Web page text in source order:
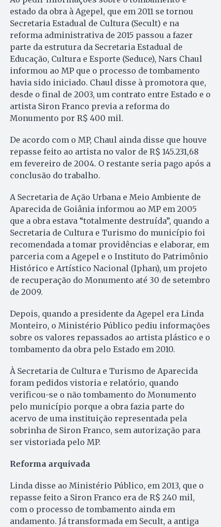
estado da obra à Agepel, que em 2011 se tornou
Secretaria Estadual de Cultura (Secult) e na
reforma administrativa de 2015 passou a fazer
parte da estrutura da Secretaria Estadual de
Educação, Cultura e Esporte (Seduce), Nars Chaul
informou ao MP que o processo de tombamento
havia sido iniciado. Chaul disse à promotora que,
desde o final de 2003, um contrato entre Estado e o
artista Siron Franco previa a reforma do
Monumento por R$ 400 mil.
De acordo com o MP, Chaul ainda disse que houve
repasse feito ao artista no valor de R$ 145.231,68
em fevereiro de 2004. O restante seria pago após a
conclusão do trabalho.
A Secretaria de Ação Urbana e Meio Ambiente de
Aparecida de Goiânia informou ao MP em 2005
que a obra estava “totalmente destruída”, quando a
Secretaria de Cultura e Turismo do município foi
recomendada a tomar providências e elaborar, em
parceria com a Agepel e o Instituto do Patrimônio
Histórico e Artístico Nacional (Iphan), um projeto
de recuperação do Monumento até 30 de setembro
de 2009.
Depois, quando a presidente da Agepel era Linda
Monteiro, o Ministério Público pediu informações
sobre os valores repassados ao artista plástico e o
tombamento da obra pelo Estado em 2010.
À Secretaria de Cultura e Turismo de Aparecida
foram pedidos vistoria e relatório, quando
verificou-se o não tombamento do Monumento
pelo município porque a obra fazia parte do
acervo de uma instituição representada pela
sobrinha de Siron Franco, sem autorização para
ser vistoriada pelo MP.
Reforma arquivada
Linda disse ao Ministério Público, em 2013, que o
repasse feito a Siron Franco era de R$ 240 mil,
com o processo de tombamento ainda em
andamento. Já transformada em Secult, a antiga